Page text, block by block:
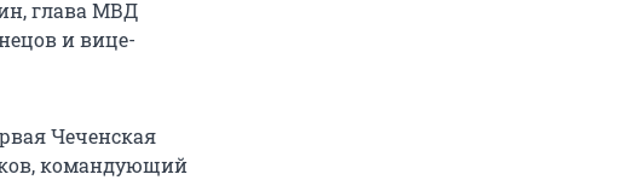
глава МВД
и вице-
Чеченская
командующий